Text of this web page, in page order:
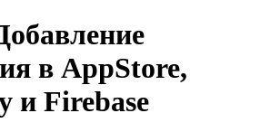
в AppStore,
и Firebase